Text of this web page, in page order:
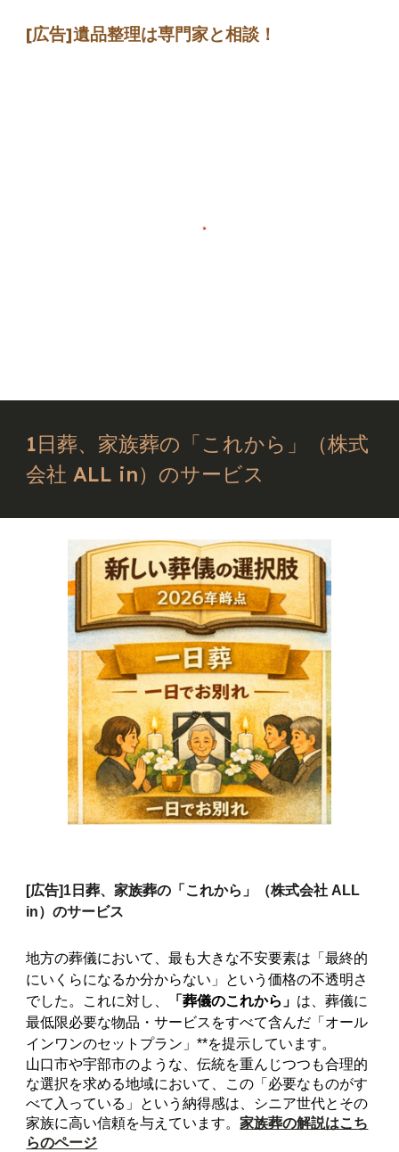
[広告]遺品整理は専門家と相談！
1日葬、家族葬の「これから」（株式
会社 ALL in）のサービス
[広告]1日葬、家族葬の「これから」（株式会社 ALL
in）のサービス
地方の葬儀において、最も大きな不安要素は「最終的
にいくらになるか分からない」という価格の不透明さ
でした。これに対し、
「葬儀のこれから」 は、葬儀に
最低限必要な物品・サービスをすべて含んだ「オール
インワンのセットプラン」**を提示しています。
山口市や宇部市のような、伝統を重んじつつも合理的
な選択を求める地域において、この「必要なものがす
べて入っている」という納得感は、シニア世代とその
家族に高い信頼を与えています。家族葬の解説はこち
らのページ